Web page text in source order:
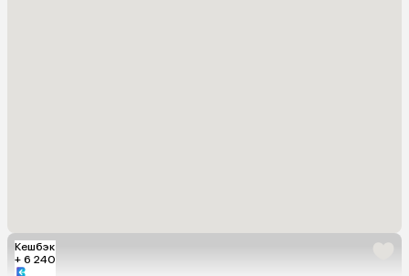
Кешбэк
+ 6 240